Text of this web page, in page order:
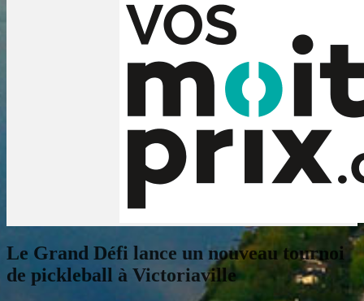
Le Grand Défi lance un nouveau tournoi
de pickleball à Victoriaville